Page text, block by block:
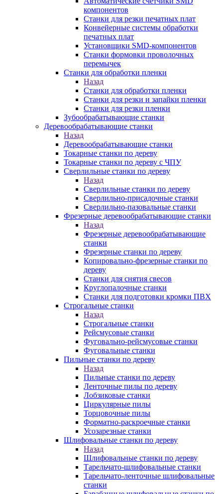
компонентов
Станки для резки печатных плат
Конвейерные системы обработки
печатных плат
Установщики SMD-компонентов
Станки формовки проволочных
перемычек
Станки для обработки пленки
Назад
Станки для обработки пленки
Станки для резки и запайки пленки
Станки для резки пленки
Зубообрабатывающие станки
Деревообрабатывающие станки
Назад
Деревообрабатывающие станки
Токарные станки по дереву
Токарные станки по дереву с ЧПУ
Сверлильные станки по дереву
Назад
Сверлильные станки по дереву
Сверлильно-присадочные станки
Сверлильно-пазовальные станки
Фрезерные деревообрабатывающие станки
Назад
Фрезерные деревообрабатывающие
станки
Фрезерные станки по дереву
Копировально-фрезерные станки по
дереву
Станки для снятия свесов
Круглопалочные станки
Станки для подготовки кромки ПВХ
Строгальные станки
Назад
Строгальные станки
Рейсмусовые станки
Фуговально-рейсмусовые станки
Фуговальные станки
Пильные станки по дереву
Назад
Пильные станки по дереву
Ленточные пилы по дереву
Лобзиковые станки
Циркулярные пилы
Торцовочные пилы
Форматно-раскроечные станки
Усозарезные станки
Шлифовальные станки по дереву
Назад
Шлифовальные станки по дереву
Тарельчато-шлифовальные станки
Тарельчато-ленточные шлифовальные
станки